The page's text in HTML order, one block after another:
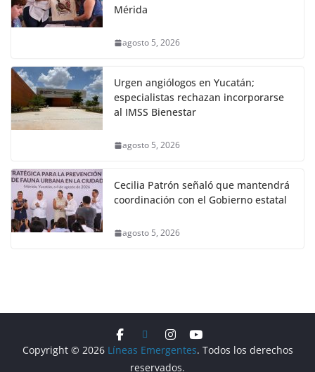
Mérida
agosto 5, 2026
Urgen angiólogos en Yucatán;
especialistas rechazan incorporarse
al IMSS Bienestar
agosto 5, 2026
Cecilia Patrón señaló que mantendrá
coordinación con el Gobierno estatal
agosto 5, 2026
Copyright © 2026 Líneas Emergentes. Todos los derechos
reservados.